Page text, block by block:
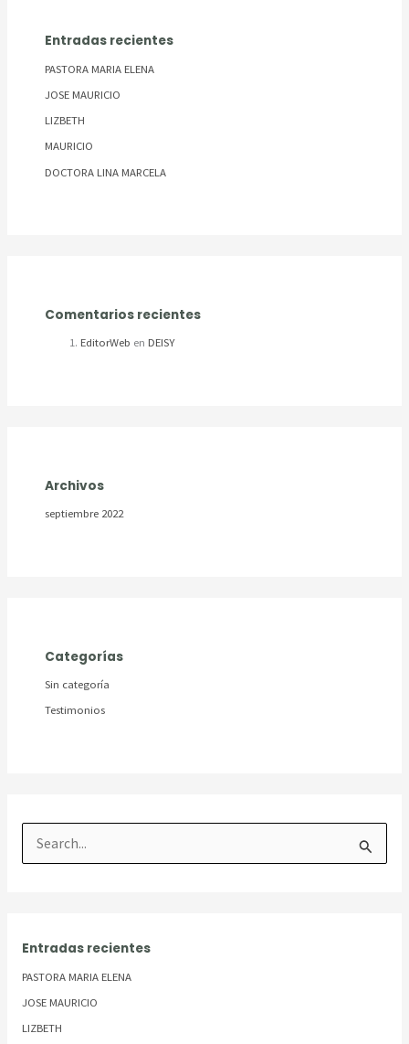
Entradas recientes
PASTORA MARIA ELENA
JOSE MAURICIO
LIZBETH
MAURICIO
DOCTORA LINA MARCELA
Comentarios recientes
EditorWeb en DEISY
Archivos
septiembre 2022
Categorías
Sin categoría
Testimonios
p
o
r
Entradas recientes
PASTORA MARIA ELENA
JOSE MAURICIO
LIZBETH